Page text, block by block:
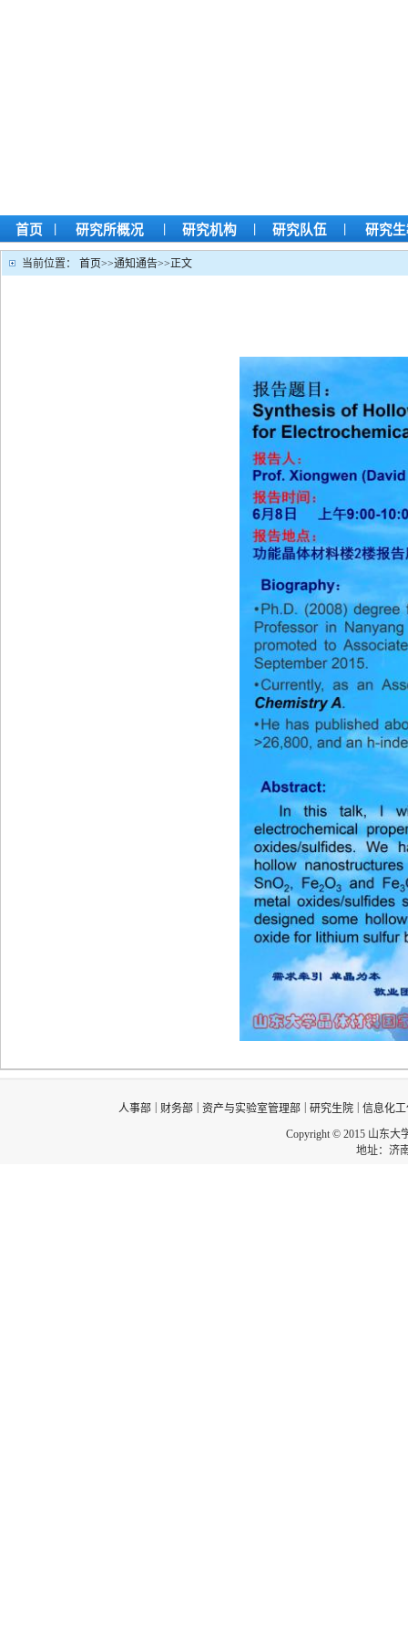
首页 | 研究所概况 | 研究机构 | 研究队伍 | 研究
当前位置： 首页>>通知通告>>正文
人事部 财务部 资产与实验室管理部 研究生院
信息化
Copyright © 2015 山东大
地址：济